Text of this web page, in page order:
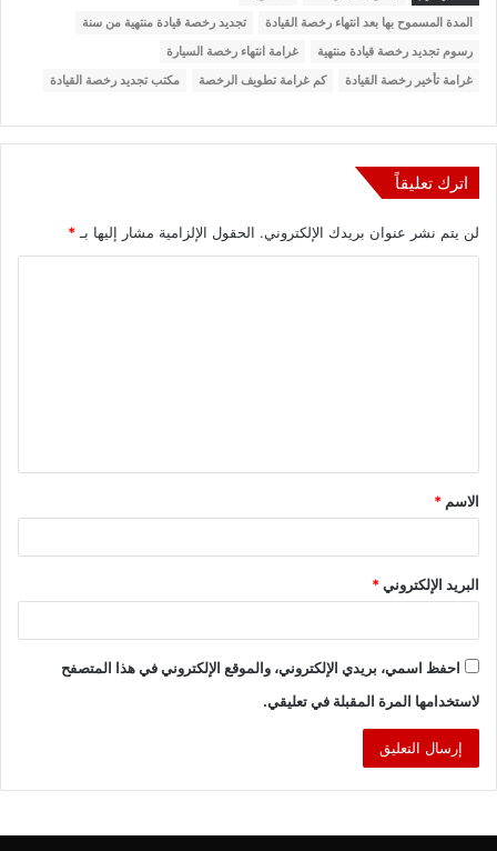
المدة المسموح بها بعد انتهاء رخصة القيادة
تجديد رخصة قيادة منتهية من سنة
رسوم تجديد رخصة قيادة منتهية
غرامة انتهاء رخصة السيارة
غرامة تأخير رخصة القيادة
كم غرامة تطويف الرخصة مكتب تجديد رخصة القيادة
اترك تعليقاً
لن يتم نشر عنوان بريدك الإلكتروني. الحقول الإلزامية مشار إليها بـ*
ق
*
الاسم *
البريد الإلكتروني*
احفظ اسمي، بريدي الإلكتروني، والموقع الإلكتروني في هذا المتصفح
لاستخدامها المرة المقبلة في تعليقي.